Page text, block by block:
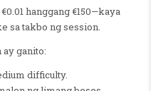
hanggang €150—kaya
sa takbo ng session.
ganito:
difficulty.